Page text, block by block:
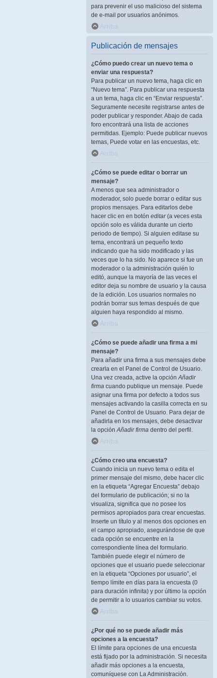
para prevenir el uso malicioso del sistema
de e-mail por usuarios anónimos.
Arriba
Publicación de mensajes
¿Cómo puedo crear un nuevo tema o
enviar una respuesta?
Para publicar un nuevo tema, haga clic en
“Nuevo tema”. Para publicar una respuesta
a un tema, haga clic en “Enviar respuesta”.
Seguramente necesite registrarse antes de
poder publicar y responder. Abajo de cada
foro encontrará una lista de acciones
permitidas. Ejemplo: Puede publicar nuevos
temas, Puede votar en las encuestas, etc.
Arriba
¿Cómo se puede editar o borrar un
mensaje?
A menos que sea administrador o
moderador, solo puede borrar o editar sus
propios mensajes. Para editarlos debe
hacer clic en en botón editar(a veces esta
opción solo es válida durante un cierto
periodo de tiempo). Si alguien editase su
tema, encontrará un pequeño texto
indicando que ha sido modificado y las
veces que lo ha sido. No aparece si fue un
moderador o la administración quién lo
editó, aunque la mayoría de las veces el
editor deja su nombre de usuario y la causa
de la edición. Los usuarios normales no
podrán borrar sus temas después de que
alguien haya respondido al mismo.
Arriba
¿Cómo se puede añadir una firma a mi
mensaje?
Para añadir una firma a sus mensajes debe
crearla en el Panel de Control de Usuario.
Una vez creada, active la opciónAñadir
firma cuando publique un mensaje. Puede
asignar una firma por defecto a todos sus
mensajes activando la casilla correcta en su
Panel de Control de Usuario. Para dejar de
añadirla en los mensajes, debe desactivar
la opciónAñadir firma dentro del perfil.
Arriba
¿Cómo creo una encuesta?
Cuando inicia un nuevo tema o edita el
primer mensaje del mismo, debe hacer clic
en la etiqueta “Agregar Encuesta” debajo
del formulario de publicación; si no la
visualiza, significa que no posee los
permisos apropiados para crear encuestas.
Inserte un título y al menos dos opciones en
el campo apropiado, asegurándose de que
cada opción se encuentre en la
correspondiente línea del formulario.
También puede elegir el número de
opciones que el usuario puede seleccionar
en la etiqueta “Opciones por usuario”, el
tiempo límite en días para la encuesta (0
para duración infinita) y por último la opción
de permitir a lo usuarios cambiar su votos.
Arriba
¿Por qué no se puede añadir más
opciones a la encuesta?
El límite para opciones de una encuesta
está fijado por la administración. Si necesita
añadir más opciones a la encuesta,
comuníquese con La Administración.